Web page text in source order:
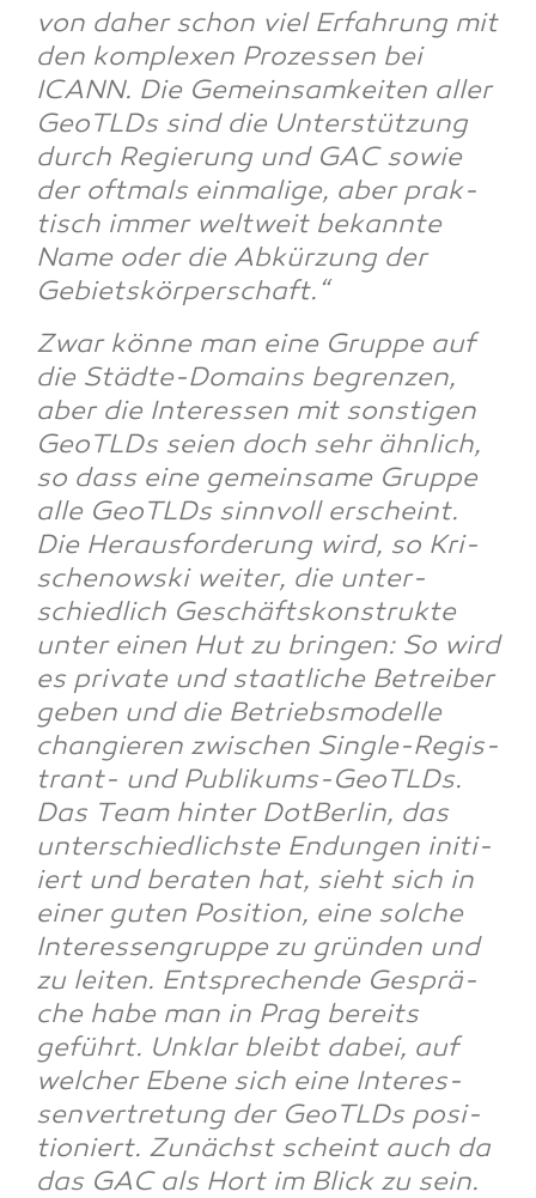
von daher schon viel Erfah­rung mit
den kom­ple­xen Pro­zes­sen bei
ICANN. Die Gemein­sam­kei­ten aller
GeoTLDs sind die Unter­stüt­zung
durch Regie­rung und GAC sowie
der oft­mals ein­ma­li­ge, aber prak­
tisch immer welt­weit bekann­te
Name oder die Abkür­zung der
Gebietskörperschaft.“
Zwar kön­ne man eine Grup­pe auf
die Städ­te-Domains begren­zen,
aber die Inter­es­sen mit sons­ti­gen
GeoTLDs sei­en doch sehr ähn­lich,
so dass eine gemein­sa­me Grup­pe
alle GeoTLDs sinn­voll erscheint.
Die Her­aus­for­de­rung wird, so Kri­
schenow­ski wei­ter, die unter­
schied­lich Geschäfts­kon­struk­te
unter einen Hut zu brin­gen: So wird
es pri­va­te und staat­li­che Betrei­ber
geben und die Betriebs­mo­del­le
chan­gie­ren zwi­schen Sin­gle-Regis­
trant- und Publi­kums-GeoTLDs.
Das Team hin­ter Dot­Ber­lin, das
unter­schied­lichs­te Endun­gen initi­
iert und bera­ten hat, sieht sich in
einer guten Posi­ti­on, eine sol­che
Inter­es­sen­grup­pe zu grün­den und
zu lei­ten. Ent­spre­chen­de Gesprä­
che habe man in Prag bereits
geführt. Unklar bleibt dabei, auf
wel­cher Ebe­ne sich eine Inter­es­
sen­ver­tre­tung der GeoTLDs posi­
tio­niert. Zunächst scheint auch da
das GAC als Hort im Blick zu sein.